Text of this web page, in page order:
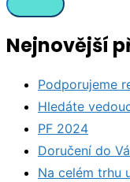
Nejnovější
Podporujeme
Hledáte
PF 2024
Doručení do
Na celém trhu